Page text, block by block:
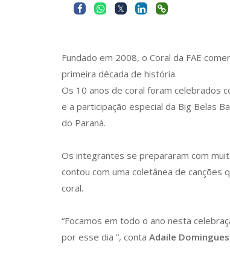
Fundado em 2008, o Coral da FAE
primeira década de história.
Os 10 anos de coral foram celebrados
e a participação especial da Big Belas
do Paraná.
Os integrantes se prepararam com
contou com uma coletânea de
coral.
“Focamos em todo o ano nesta
por esse dia ”, conta Adaile Domingues